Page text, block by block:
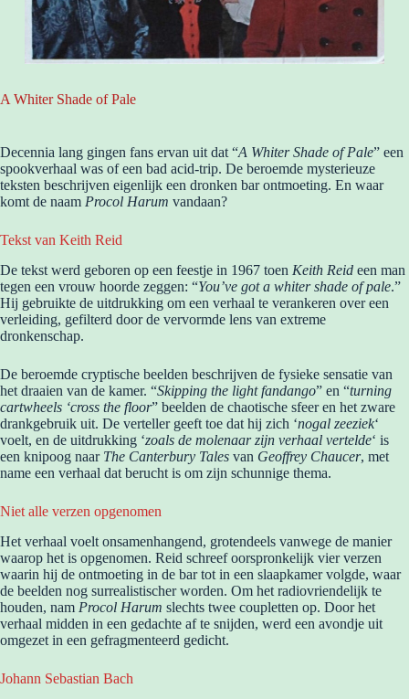
A Whiter Shade of Pale
Decennia lang gingen fans ervan uit dat “A Whiter Shade of Pale” een
spookverhaal was of een bad acid-trip. De beroemde mysterieuze
teksten beschrijven eigenlijk een dronken bar ontmoeting. En waar
komt de naam Procol Harum vandaan?
Tekst van Keith Reid
De tekst werd geboren op een feestje in 1967 toen Keith Reid een man
tegen een vrouw hoorde zeggen: “You’ve got a whiter shade of pale.”
Hij gebruikte de uitdrukking om een verhaal te verankeren over een
verleiding, gefilterd door de vervormde lens van extreme
dronkenschap.
De beroemde cryptische beelden beschrijven de fysieke sensatie van
het draaien van de kamer. “Skipping the light fandango” en “turning
cartwheels ‘cross the floor” beelden de chaotische sfeer en het zware
drankgebruik uit. De verteller geeft toe dat hij zich ‘nogal zeeziek‘
voelt, en de uitdrukking ‘zoals de molenaar zijn verhaal vertelde‘ is
een knipoog naar The Canterbury Tales van Geoffrey Chaucer, met
name een verhaal dat berucht is om zijn schunnige thema.
Niet alle verzen opgenomen
Het verhaal voelt onsamenhangend, grotendeels vanwege de manier
waarop het is opgenomen. Reid schreef oorspronkelijk vier verzen
waarin hij de ontmoeting in de bar tot in een slaapkamer volgde, waar
de beelden nog surrealistischer worden. Om het radiovriendelijk te
houden, nam Procol Harum slechts twee coupletten op. Door het
verhaal midden in een gedachte af te snijden, werd een avondje uit
omgezet in een gefragmenteerd gedicht.
Johann Sebastian Bach